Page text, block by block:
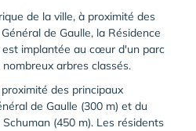
de la ville, à proximité des
de Gaulle, la Résidence
est implantée au cœur d'un parc
arbres classés.
des principaux
de Gaulle (300 m) et du
(450 m). Les résidents